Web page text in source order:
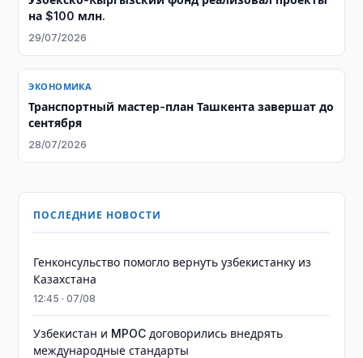
на $100 млн.
29/07/2026
ЭКОНОМИКА
Транспортный мастер-план Ташкента завершат до
сентября
28/07/2026
ПОСЛЕДНИЕ НОВОСТИ
Генконсульство помогло вернуть узбекистанку из
Казахстана
12:45 · 07/08
Узбекистан и MPOC договорились внедрять
международные стандарты